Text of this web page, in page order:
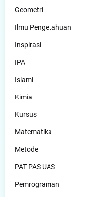
Geometri
Ilmu Pengetahuan
Inspirasi
IPA
Islami
Kimia
Kursus
Matematika
Metode
PAT PAS UAS
Pemrograman